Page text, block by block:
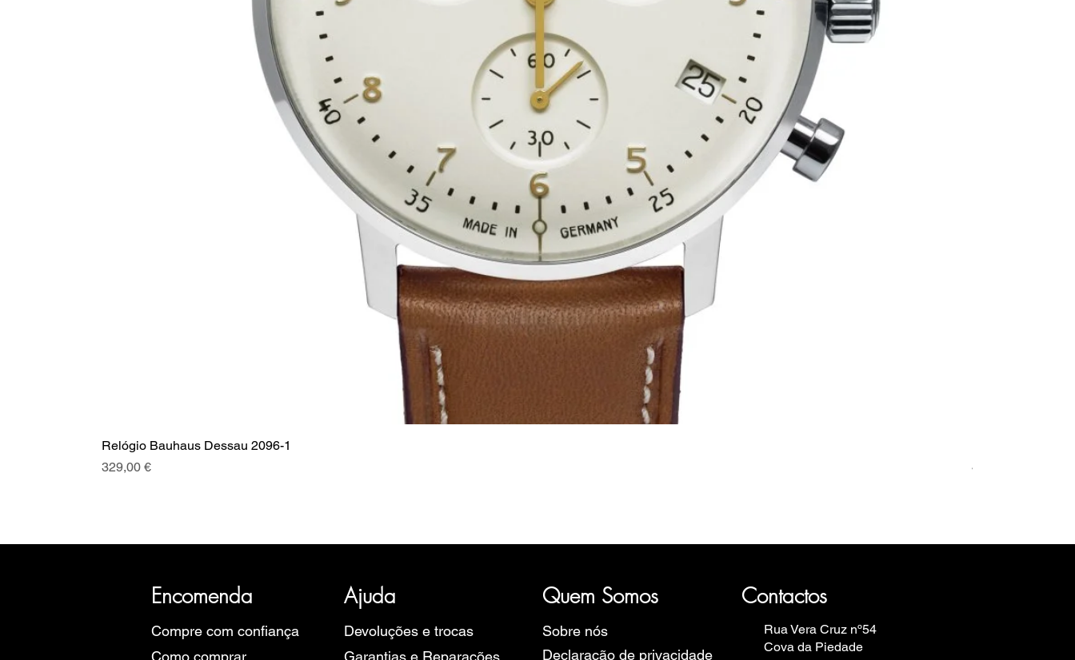
Relógio Bauhaus Dessau 2096-1
Preço
329,00 €
Preço
499,00 €
Encomenda Ajuda Quem Somos Contactos
Compre com confiança
Como comprar
Devoluções e trocas
Garantias e Reparações
Sobre nós
Declaração de privacidade
Rua Vera Cruz nº54
Cova da Piedade